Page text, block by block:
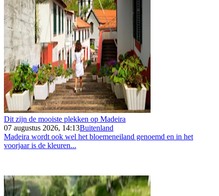
Dit zijn de mooiste plekken op Madeira
07 augustus 2026, 14:13Buitenland
Madeira wordt ook wel het bloemeneiland genoemd en in het
voorjaar is de kleuren...